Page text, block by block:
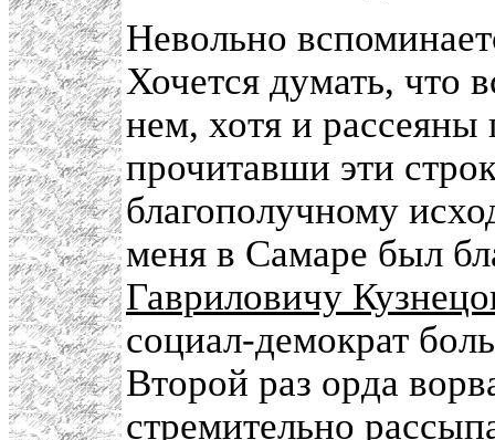
Невольно
Хочется думать, что
нем, хотя и
прочитавши эти
благополучному
меня в Самаре был
Гавриловичу
социал-демократ
Второй раз орда
стремительно